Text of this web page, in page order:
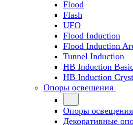
Flood
Flash
UFO
Flood Induction
Flood Induction
Tunnel Induction
HB Induction
HB Induction
Опоры освещения
Опоры освещения
Декоративные